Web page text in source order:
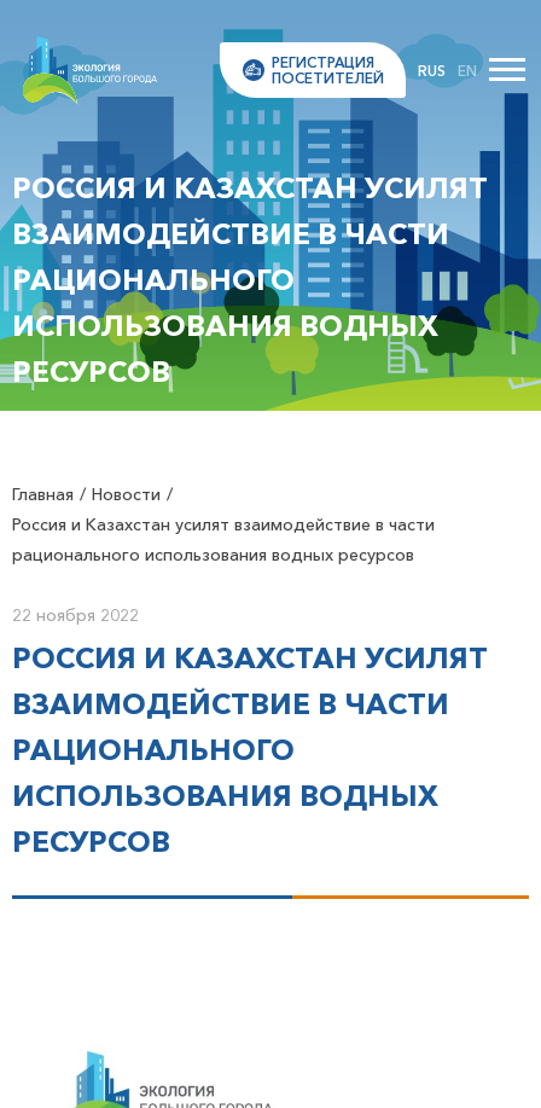
РЕГИСТРАЦИЯ
ПОСЕТИТЕЛЕЙ
RUS EN
РОССИЯ И КАЗАХСТАН УСИЛЯТ
ВЗАИМОДЕЙСТВИЕ В ЧАСТИ
РАЦИОНАЛЬНОГО
ИСПОЛЬЗОВАНИЯ ВОДНЫХ
РЕСУРСОВ
Главная
Новости
Россия и Казахстан усилят взаимодействие в части
рационального использования водных ресурсов
22 ноября 2022
РОССИЯ И КАЗАХСТАН УСИЛЯТ
ВЗАИМОДЕЙСТВИЕ В ЧАСТИ
РАЦИОНАЛЬНОГО
ИСПОЛЬЗОВАНИЯ ВОДНЫХ
РЕСУРСОВ